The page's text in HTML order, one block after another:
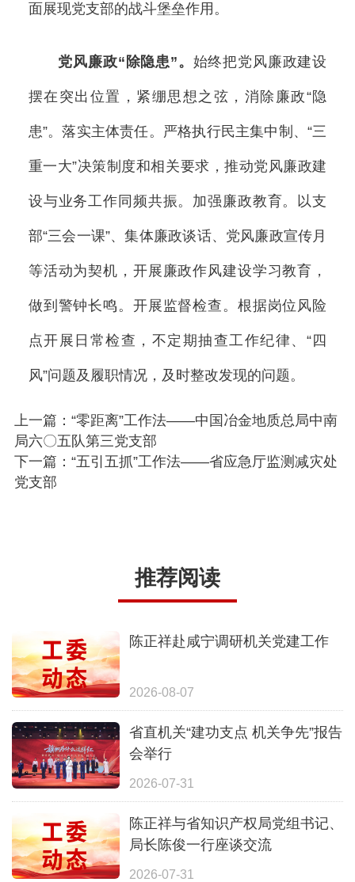
面展现党支部的战斗堡垒作用。
党风廉政“除隐患”。 始终把党风廉政建设
摆在突出位置，紧绷思想之弦，消除廉政“隐
患”。落实主体责任。严格执行民主集中制、“三
重一大”决策制度和相关要求，推动党风廉政建
设与业务工作同频共振。加强廉政教育。以支
部“三会一课”、集体廉政谈话、党风廉政宣传月
等活动为契机，开展廉政作风建设学习教育，
做到警钟长鸣。开展监督检查。根据岗位风险
点开展日常检查，不定期抽查工作纪律、“四
风”问题及履职情况，及时整改发现的问题。
上一篇：“零距离”工作法——中国冶金地质总局中南
局六〇五队第三党支部
下一篇：“五引五抓”工作法——省应急厅监测减灾处
党支部
推荐阅读
陈正祥赴咸宁调研机关党建工作
2026-08-07
省直机关“建功支点 机关争先”报告
会举行
2026-07-31
陈正祥与省知识产权局党组书记、
局长陈俊一行座谈交流
2026-07-31